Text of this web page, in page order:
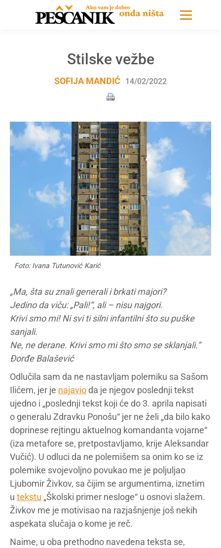
Stilske vežbe
SOFIJA MANDIĆ 14/02/2022
Foto: Ivana Tutunović Karić
„Ma, šta su znali generali i brkati majori?
Jedino da viču: „Pali!“, ali – nisu najgori.
Krivi smo mi! Ni svi ti silni infantilni što su puške
sanjali.
Ne, ne derane. Krivi smo mi što smo se sklanjali.“
Đorđe Balašević
Odlučila sam da ne nastavljam polemiku sa Sašom
Ilićem, jer je najavio da je njegov poslednji tekst
ujedno i „poslednji tekst koji će do 3. aprila napisati
o generalu Zdravku Ponošu“ jer ne želi „da bilo kako
doprinese rejtingu aktuelnog komandanta vojarne“
(iza metafore se, pretpostavljamo, krije Aleksandar
Vučić). U odluci da ne polemišem sa onim ko se iz
polemike svojevoljno povukao me je poljuljao
Ljubomir Živkov, sa čijim se argumentima, iznetim
u tekstu „Školski primer nesloge“ u osnovi slažem.
Živkov me je motivisao na razjašnjenje još nekih
aspekata slučaja o kome je reč.
Naime, u oba prethodno navedena teksta se,